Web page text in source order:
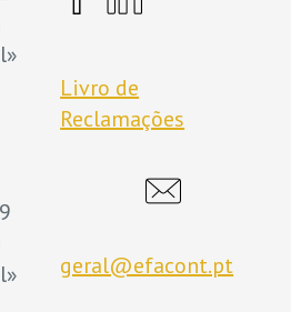
Livro de
Reclamações
geral@efacont.pt